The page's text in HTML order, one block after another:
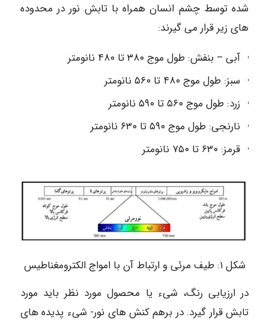
شده توسط چشم انسان همراه با تابش نور در محدوده
های زیر قرار می گیرند:
آبی – بنفش: طول موج ۳۸۰ تا ۴۸۰ نانومتر
سبز: طول موج ۴۸۰ تا ۵۶۰ نانومتر
زرد: طول موج ۵۶۰ تا ۵۹۰ نانومتر
نارنجی: طول موج ۵۹۰ تا ۶۳۰ نانومتر
قرمز: ۶۳۰ تا ۷۵۰ نانومتر
شکل ۱: طیف مرئی و ارتباط آن با امواج الکترومغناطیس
در ارزیابی رنگ، شیء یا محصول مورد نظر باید مورد
تابش قرار گیرد. در برهم کنش های نور- شیء پدیده های